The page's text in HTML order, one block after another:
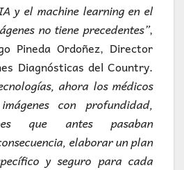
y el machine learning en el
no tiene precedentes”,
Pineda Ordoñez, Director
Diagnósticas del Country.
ahora los médicos
con profundidad,
que antes pasaban
elaborar un plan
y seguro para cada